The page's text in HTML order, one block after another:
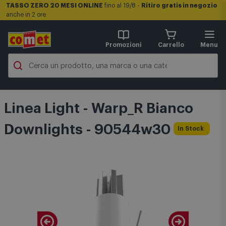
TASSO ZERO 20 MESI ONLINE fino al 19/8 - Ritiro gratis in negozio
anche in 2 ore
Promozioni Carrello Menu
Linea Light - Warp_R Bianco
Downlights - 90544w30
In Stock